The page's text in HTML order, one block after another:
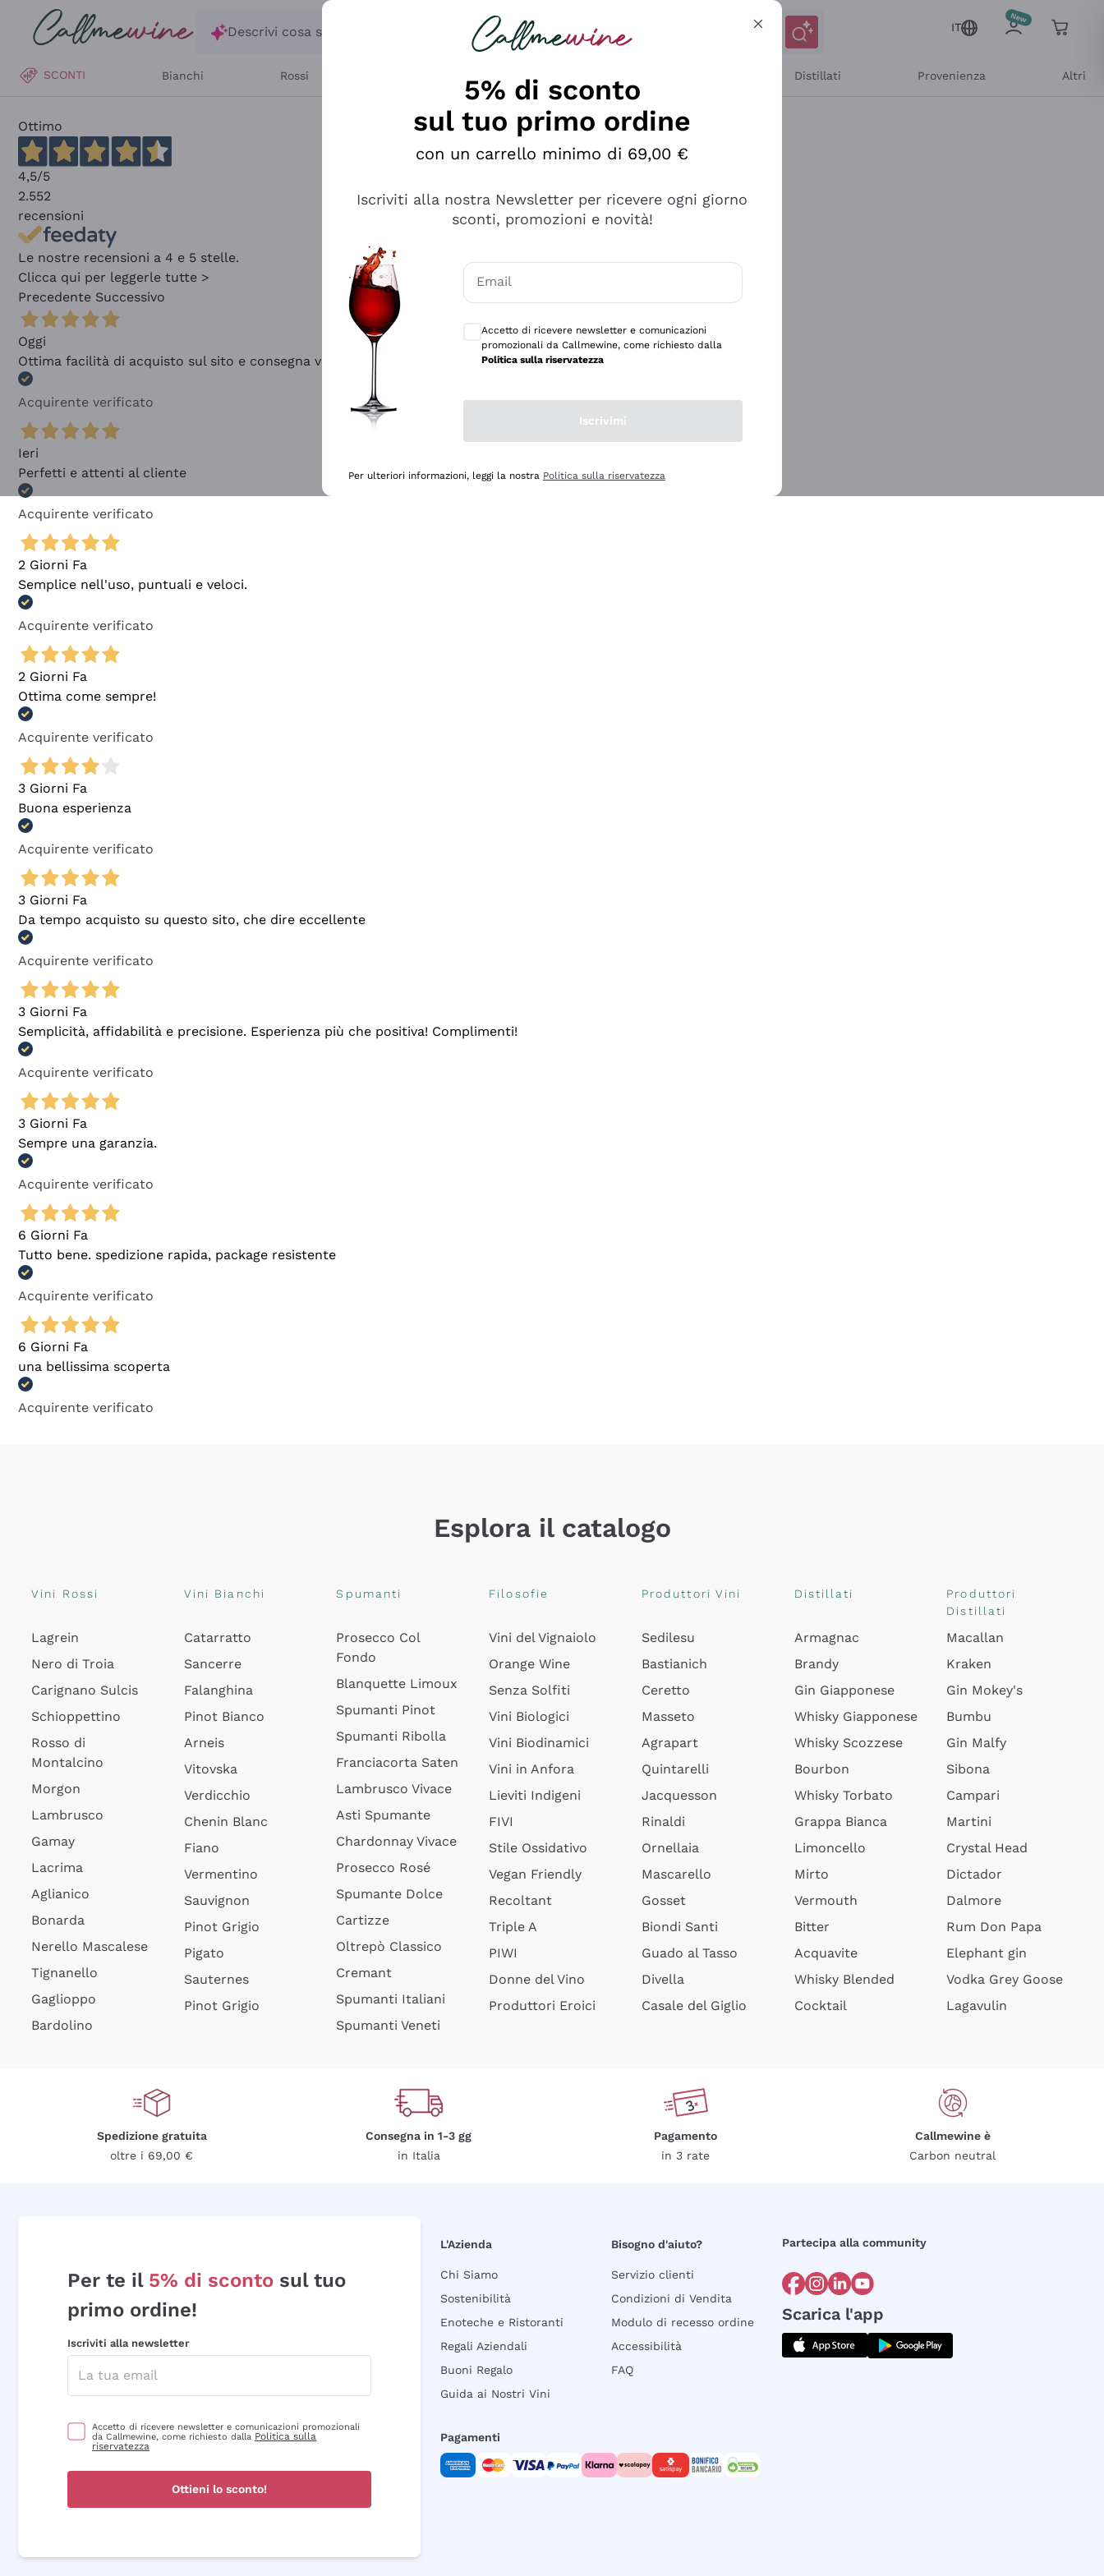
Salta al contenuto principale
Descrivi cosa stai cercando
IT
SCONTI Bianchi Rossi Distillati Provenienza Altri
Ottimo
4,5/5
2.552
recensioni
Le nostre recensioni a 4 e 5 stelle.
Clicca qui per leggerle tutte >
Precedente Successivo
Oggi
Ottima facilità di acquisto sul sito e consegna velocissima
Acquirente verificato
Ieri
Perfetti e attenti al cliente
Acquirente verificato
2 Giorni Fa
Semplice nell'uso, puntuali e veloci.
Acquirente verificato
2 Giorni Fa
Ottima come sempre!
Acquirente verificato
3 Giorni Fa
Buona esperienza
Acquirente verificato
3 Giorni Fa
Da tempo acquisto su questo sito, che dire eccellente
Acquirente verificato
3 Giorni Fa
Semplicità, affidabilità e precisione. Esperienza più che positiva! Complimenti!
Acquirente verificato
3 Giorni Fa
Sempre una garanzia.
Acquirente verificato
6 Giorni Fa
Tutto bene. spedizione rapida, package resistente
Acquirente verificato
6 Giorni Fa
una bellissima scoperta
Acquirente verificato
Esplora il catalogo
Vini Rossi
Lagrein
Nero di Troia
Carignano Sulcis
Schioppettino
Rosso di
Montalcino
Morgon
Lambrusco
Gamay
Lacrima
Aglianico
Bonarda
Nerello Mascalese
Tignanello
Gaglioppo
Bardolino
Vini Bianchi
Catarratto
Sancerre
Falanghina
Pinot Bianco
Arneis
Vitovska
Verdicchio
Chenin Blanc
Fiano
Vermentino
Sauvignon
Pinot Grigio
Pigato
Sauternes
Pinot Grigio
Spumanti
Prosecco Col
Fondo
Blanquette Limoux
Spumanti Pinot
Spumanti Ribolla
Franciacorta Saten
Lambrusco Vivace
Asti Spumante
Chardonnay Vivace
Prosecco Rosé
Spumante Dolce
Cartizze
Oltrepò Classico
Cremant
Spumanti Italiani
Spumanti Veneti
Filosofie
Vini del Vignaiolo
Orange Wine
Senza Solfiti
Vini Biologici
Vini Biodinamici
Vini in Anfora
Lieviti Indigeni
FIVI
Stile Ossidativo
Vegan Friendly
Recoltant
Triple A
PIWI
Donne del Vino
Produttori Eroici
Produttori Vini
Sedilesu
Bastianich
Ceretto
Masseto
Agrapart
Quintarelli
Jacquesson
Rinaldi
Ornellaia
Mascarello
Gosset
Biondi Santi
Guado al Tasso
Divella
Casale del Giglio
Distillati
Armagnac
Brandy
Gin Giapponese
Whisky Giapponese
Whisky Scozzese
Bourbon
Whisky Torbato
Grappa Bianca
Limoncello
Mirto
Vermouth
Bitter
Acquavite
Whisky Blended
Cocktail
Produttori
Distillati
Macallan
Kraken
Gin Mokey's
Bumbu
Gin Malfy
Sibona
Campari
Martini
Crystal Head
Dictador
Dalmore
Rum Don Papa
Elephant gin
Vodka Grey Goose
Lagavulin
Spedizione gratuita
oltre i 69,00 €
Consegna in 1-3 gg
in Italia
Pagamento
in 3 rate
Callmewine è
Carbon neutral
Per te il 5% di sconto sul tuo
primo ordine!
Iscriviti alla newsletter
Accetto di ricevere newsletter e comunicazioni promozionali
da Callmewine, come richiesto dalla Politica sulla
riservatezza
Ottieni lo sconto!
L'Azienda
Chi Siamo
Sostenibilità
Enoteche e Ristoranti
Regali Aziendali
Buoni Regalo
Guida ai Nostri Vini
Bisogno d'aiuto?
Servizio clienti
Condizioni di Vendita
Modulo di recesso ordine
Accessibilità
FAQ
Partecipa alla community
Scarica l'app
Pagamenti
5% di sconto
sul tuo primo ordine
con un carrello minimo di 69,00 €
Iscriviti alla nostra Newsletter per ricevere ogni giorno
sconti, promozioni e novità!
Email
Accetto di ricevere newsletter e comunicazioni
promozionali da Callmewine, come richiesto dalla
Politica sulla riservatezza
Iscrivimi
Per ulteriori informazioni, leggi la nostra Politica sulla riservatezza